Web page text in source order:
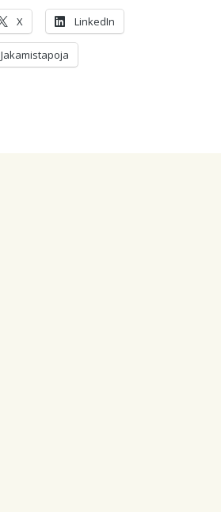
X LinkedIn
Jakamistapoja